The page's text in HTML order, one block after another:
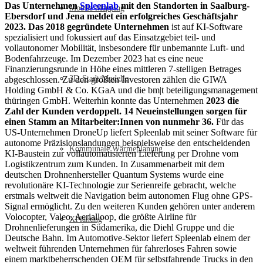
Mobile Mapping
3D-Stadt Modelle
Kommunale Wärmeplanung
XPlanung
Das UnternehmenSpleenlabmit den Standorten in Saalburg-
Ebersdorf und Jena meldet ein erfolgreiches Geschäftsjahr
2023. Das 2018 gegründete Unternehmen ist auf KI-Software
spezialisiert und fokussiert auf das Einsatzgebiet teil- und
vollautonomer Mobilität, insbesondere für unbemannte Luft- und
Bodenfahrzeuge. Im Dezember 2023 hat es eine neue
Finanzierungsrunde in Höhe eines mittleren 7-stelligen Betrages
abgeschlossen. Zu den größten Investoren zählen die GIWA
Holding GmbH & Co. KGaA und die bm|t beteiligungsmanagement
thüringen GmbH. Weiterhin konnte das Unternehmen 2023 die
Zahl der Kunden verdoppelt. 14 Neueinstellungen sorgen für
einen Stamm an Mitarbeiter:Innen von nunmehr 36. Für das
US-Unternehmen DroneUp liefert Spleenlab mit seiner Software für
autonome Präzisionslandungen beispielsweise den entscheidenden
KI-Baustein zur vollautomatisierten Lieferung per Drohne vom
Logistikzentrum zum Kunden. In Zusammenarbeit mit dem
deutschen Drohnenhersteller Quantum Systems wurde eine
revolutionäre KI-Technologie zur Serienreife gebracht, welche
erstmals weltweit die Navigation beim autonomen Flug ohne GPS-
Signal ermöglicht. Zu den weiteren Kunden gehören unter anderem
Volocopter, Valeo, Aerialloop, die größte Airline für
Drohnenlieferungen in Südamerika, die Diehl Gruppe und die
Deutsche Bahn. Im Automotive-Sektor liefert Spleenlab einem der
weltweit führenden Unternehmen für fahrerloses Fahren sowie
einem marktbeherrschenden OEM für selbstfahrende Trucks in den